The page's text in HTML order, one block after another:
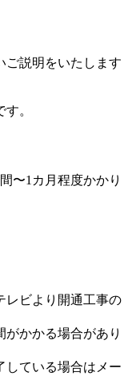
ご説明をいたします
。
〜1カ月程度かかり
レビより開通工事の
かかる場合があり
している場合はメー